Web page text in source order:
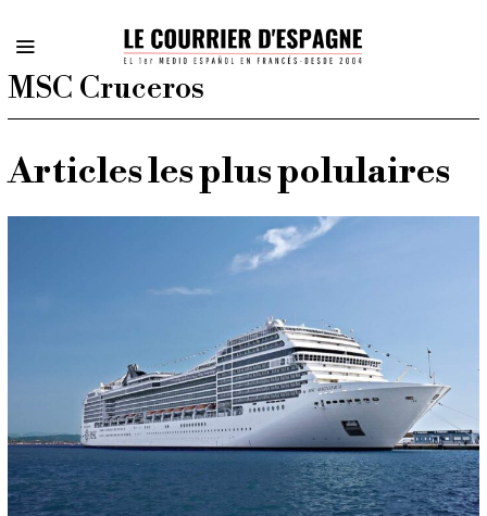
MSC Cruceros
Articles les plus polulaires